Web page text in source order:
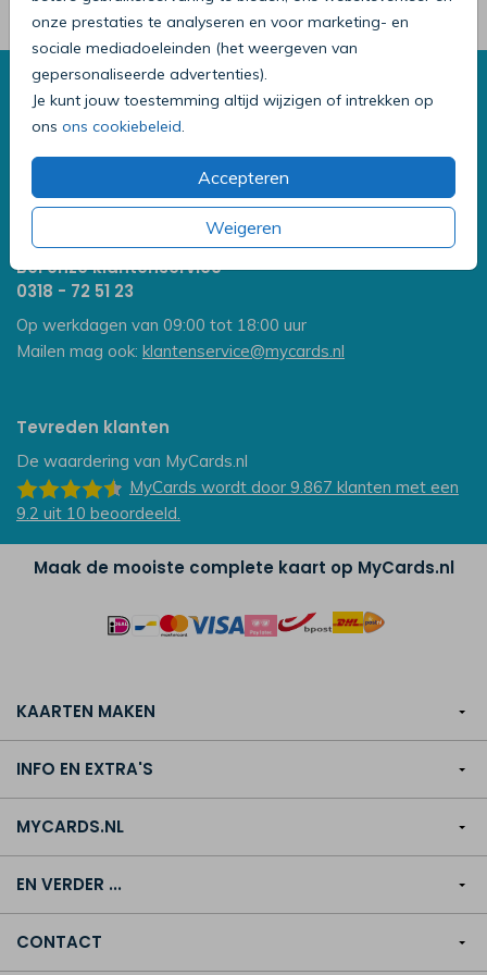
onze prestaties te analyseren en voor marketing- en
sociale mediadoeleinden (het weergeven van
gepersonaliseerde advertenties).
Je kunt jouw toestemming altijd wijzigen of intrekken op
ons ons cookiebeleid.
Accepteren
Weigeren
We helpen graag
Hoe werkt het bestellen van kaarten?
Hoe bestel ik een proefdruk?
Wat is de levertijd?
Bekijk alle veelgestelde vragen
Bel onze klantenservice
0318 - 72 51 23
Op werkdagen van 09:00 tot 18:00 uur
Mailen mag ook: klantenservice@mycards.nl
Tevreden klanten
De waardering van MyCards.nl
MyCards wordt door 9.867 klanten met een
9.2 uit 10 beoordeeld.
Maak de mooiste complete kaart op MyCards.nl
KAARTEN MAKEN
INFO EN EXTRA'S
MYCARDS.NL
EN VERDER ...
CONTACT